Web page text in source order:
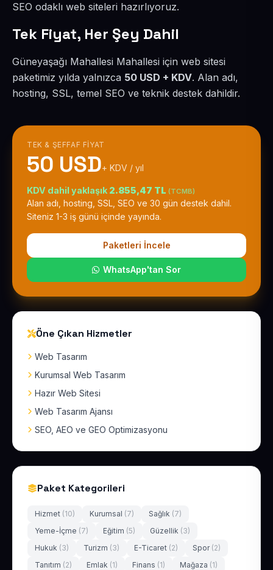
SEO odaklı web siteleri hazırlıyoruz.
Tek Fiyat, Her Şey Dahil
Güneyaşağı Mahallesi Mahallesi için web sitesi
paketimiz yılda yalnızca 50 USD + KDV. Alan adı,
hosting, SSL, temel SEO ve teknik destek dahildir.
TEK & ŞEFFAF FIYAT
50 USD+ KDV / yıl
KDV dahil yaklaşık 2.855,47 TL (TCMB)
Alan adı, hosting, SSL, SEO ve 30 gün destek dahil.
Siteniz 1-3 iş günü içinde yayında.
Paketleri İncele
WhatsApp'tan Sor
Öne Çıkan Hizmetler
Web Tasarım
Kurumsal Web Tasarım
Hazır Web Sitesi
Web Tasarım Ajansı
SEO, AEO ve GEO Optimizasyonu
Paket Kategorileri
Hizmet (10) Kurumsal (7) Sağlık (7)
Yeme-İçme (7) Eğitim (5) Güzellik (3)
Hukuk (3) Turizm (3) E-Ticaret (2) Spor (2)
Tanıtım (2) Emlak (1) Finans (1) Mağaza (1)